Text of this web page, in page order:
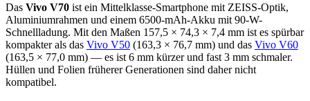
Das Vivo V70 ist ein Mittelklasse-Smartphone mit ZEISS-Optik,
Aluminiumrahmen und einem 6500-mAh-Akku mit 90-W-
Schnellladung. Mit den Maßen 157,5 × 74,3 × 7,4 mm ist es spürbar
kompakter als das Vivo V50 (163,3 × 76,7 mm) und das Vivo V60
(163,5 × 77,0 mm) — es ist 6 mm kürzer und fast 3 mm schmaler.
Hüllen und Folien früherer Generationen sind daher nicht
kompatibel.